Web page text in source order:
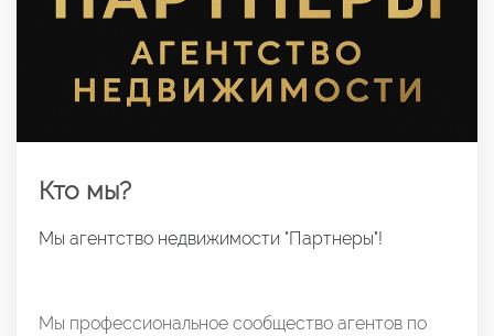
Кто мы?
Мы агентство недвижимости "Партнеры"!
Мы профессиональное сообщество агентов по